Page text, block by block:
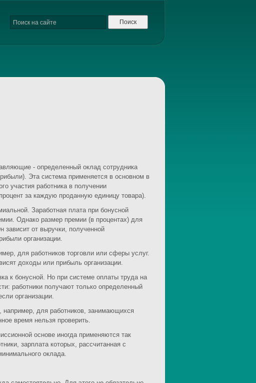
- определенный оклад сотрудника
Эта система применяется в основном в
участия работника в получении
за каждую проданную единицу товара).
Заработная плата при бонусной
Однако размер премии (в процентах) для
зависит от выручки, полученной
организации.
для работников торговли или сферы услуг.
доходы или прибыль организации.
к бонусной. Но при системе оплаты труда на
работники получают только определенный
организации.
для работников, занимающихся
время нельзя проверить.
основе иногда применяются так
зарплата которых, рассчитанная с
оклада.